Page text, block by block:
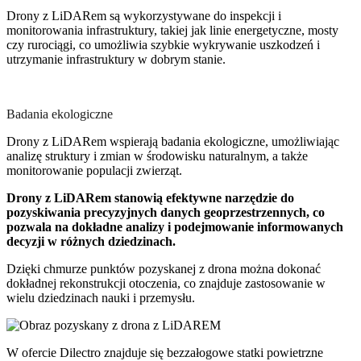
Drony z LiDARem są wykorzystywane do inspekcji i
monitorowania infrastruktury, takiej jak linie energetyczne, mosty
czy rurociągi, co umożliwia szybkie wykrywanie uszkodzeń i
utrzymanie infrastruktury w dobrym stanie.
Badania ekologiczne
Drony z LiDARem wspierają badania ekologiczne, umożliwiając
analizę struktury i zmian w środowisku naturalnym, a także
monitorowanie populacji zwierząt.
Drony z LiDARem stanowią efektywne narzędzie do
pozyskiwania precyzyjnych danych geoprzestrzennych, co
pozwala na dokładne analizy i podejmowanie informowanych
decyzji w różnych dziedzinach.
Dzięki chmurze punktów pozyskanej z drona można dokonać
dokładnej rekonstrukcji otoczenia, co znajduje zastosowanie w
wielu dziedzinach nauki i przemysłu.
W ofercie Dilectro znajduje się bezzałogowe statki powietrzne